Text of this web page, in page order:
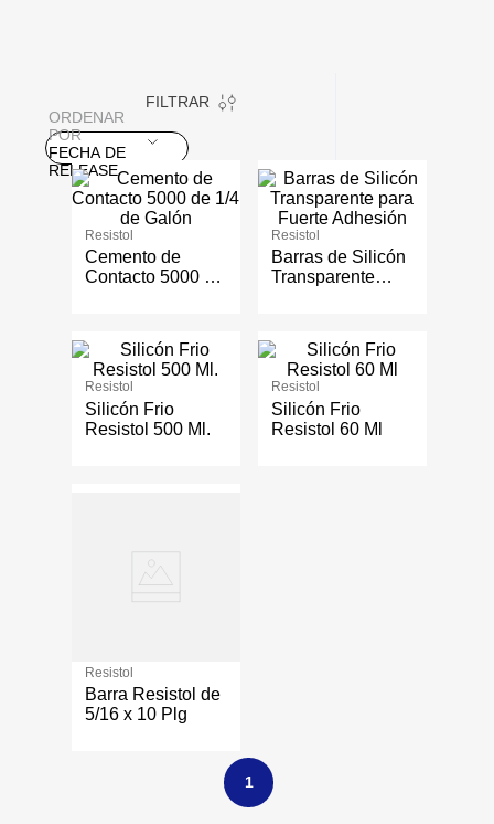
FILTRAR
ORDENAR
POR
FECHA DE
RELEASE
Resistol
Cemento de
Contacto 5000 de
Resistol
Barras de Silicón
Transparente
Resistol
Silicón Frio
Resistol 500 Ml.
Resistol
Silicón Frio
Resistol 60 Ml
Resistol
Barra Resistol de
5/16 x 10 Plg
1